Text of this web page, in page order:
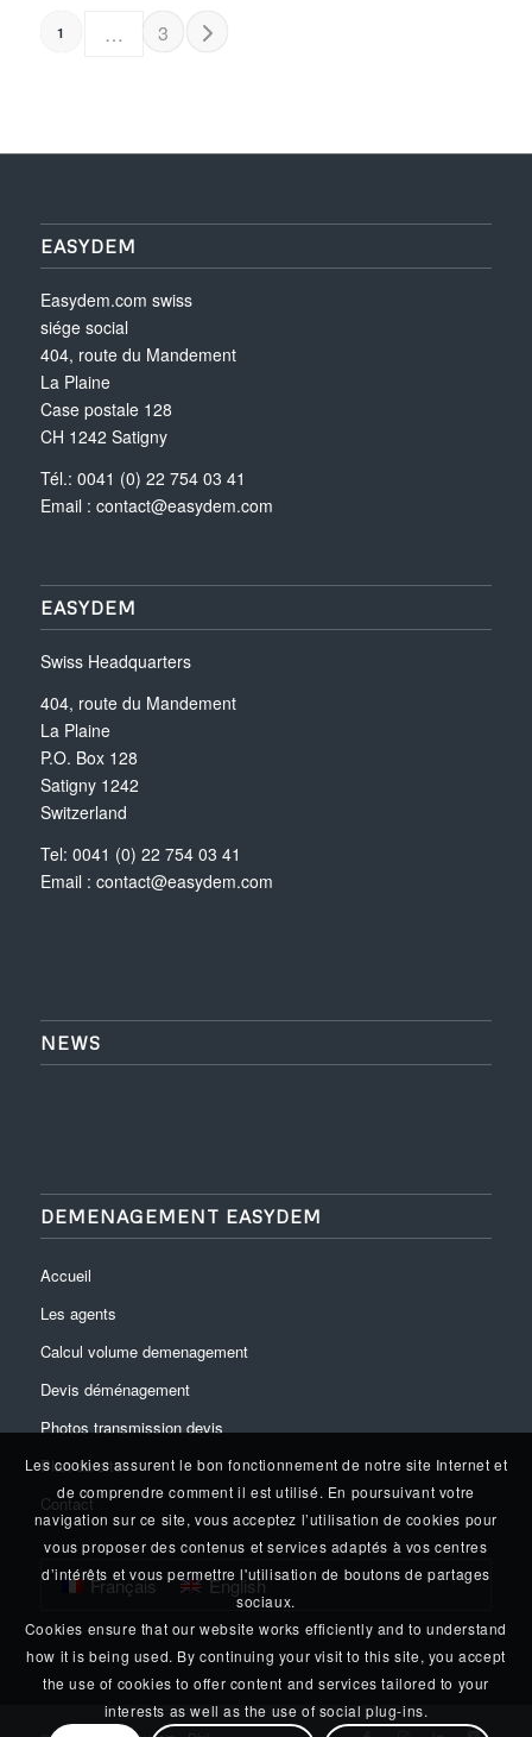
POSTS NAVIGATION
1 … 3
EASYDEM
Easydem.com swiss
siége social
404, route du Mandement
La Plaine
Case postale 128
CH 1242 Satigny
Tél.: 0041 (0) 22 754 03 41
Email : contact@easydem.com
EASYDEM
Swiss Headquarters
404, route du Mandement
La Plaine
P.O. Box 128
Satigny 1242
Switzerland
Tel: 0041 (0) 22 754 03 41
Email : contact@easydem.com
NEWS
DEMENAGEMENT EASYDEM
Accueil
Les agents
Calcul volume demenagement
Devis déménagement
Photos transmission devis
Plan du site
Contact
Français English
Les cookies assurent le bon fonctionnement de notre site Internet et
de comprendre comment il est utilisé. En poursuivant votre
navigation sur ce site, vous acceptez l’utilisation de cookies pour
vous proposer des contenus et services adaptés à vos centres
d’intérêts et vous permettre l'utilisation de boutons de partages
sociaux.
Cookies ensure that our website works efficiently and to understand
how it is being used. By continuing your visit to this site, you accept
the use of cookies to offer content and services tailored to your
interests as well as the use of social plug-ins.